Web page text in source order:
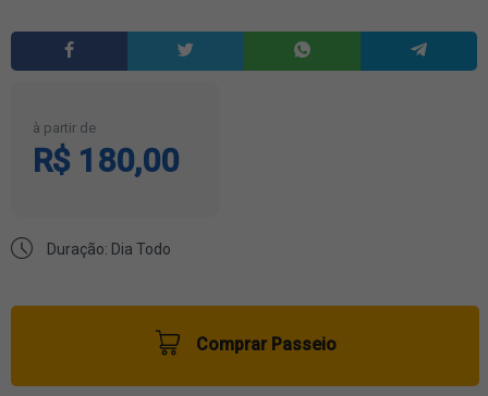
à partir de
R$ 180,00
Duração: Dia Todo
Comprar Passeio